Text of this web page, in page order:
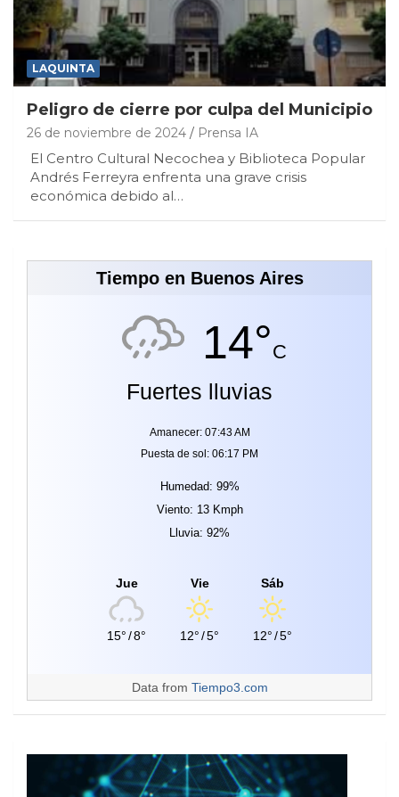
LAQUINTA
Peligro de cierre por culpa del Municipio
26 de noviembre de 2024 Prensa IA
El Centro Cultural Necochea y Biblioteca Popular
Andrés Ferreyra enfrenta una grave crisis
económica debido al…
Tiempo en Buenos Aires
14°C
Fuertes lluvias
Amanecer: 07:43 AM
Puesta de sol: 06:17 PM
Humedad: 99%
Viento: 13 Kmph
Lluvia: 92%
Jue
15°/8°
Vie
12°/5°
Sáb
12°/5°
Data from Tiempo3.com